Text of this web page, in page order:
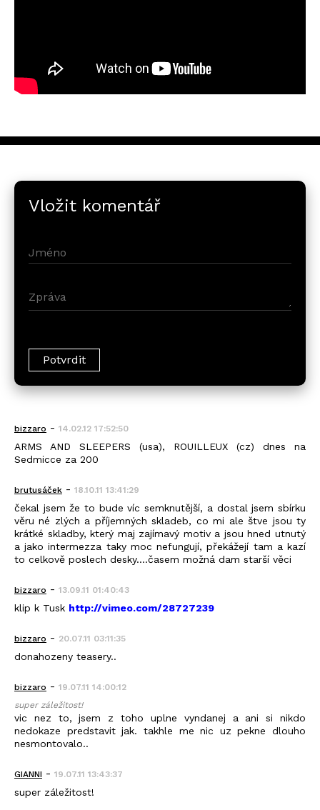
Vložit komentář
bizzaro - 14.02.12 17:52:50
ARMS AND SLEEPERS (usa), ROUILLEUX (cz) dnes na
Sedmicce za 200
brutusáček - 18.10.11 13:41:29
čekal jsem že to bude víc semknutější, a dostal jsem sbírku
věru né zlých a příjemných skladeb, co mi ale štve jsou ty
krátké skladby, který maj zajímavý motiv a jsou hned utnutý
a jako intermezza taky moc nefungují, překážejí tam a kazí
to celkově poslech desky....časem možná dam starší věci
bizzaro - 13.09.11 01:40:43
klip k Tusk http://vimeo.com/28727239
bizzaro - 20.07.11 03:11:35
donahozeny teasery..
bizzaro - 19.07.11 14:00:12
super záležitost!
vic nez to, jsem z toho uplne vyndanej a ani si nikdo
nedokaze predstavit jak. takhle me nic uz pekne dlouho
nesmontovalo..
GIANNI - 19.07.11 13:43:37
super záležitost!